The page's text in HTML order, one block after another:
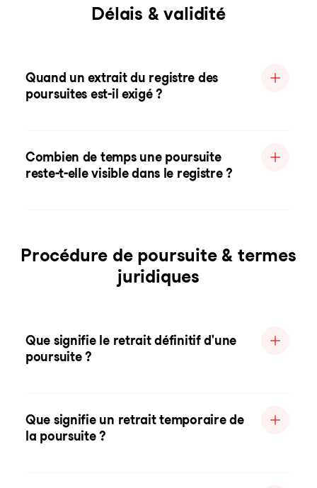
Délais & validité
Quand un extrait du registre des
poursuites est-il exigé ?
Combien de temps une poursuite
reste-t-elle visible dans le registre ?
Procédure de poursuite & termes
juridiques
Que signifie le retrait définitif d'une
poursuite ?
Que signifie un retrait temporaire de
la poursuite ?